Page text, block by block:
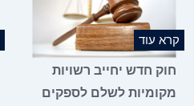
קרא עוד
חוק חדש יחייב רשויות
מקומיות לשלם לספקים